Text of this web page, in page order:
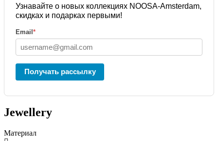
Узнавайте о новых коллекциях NOOSA-Amsterdam,
скидках и подарках первыми!
Email *
Получать рассылку
Jewellery
Материал